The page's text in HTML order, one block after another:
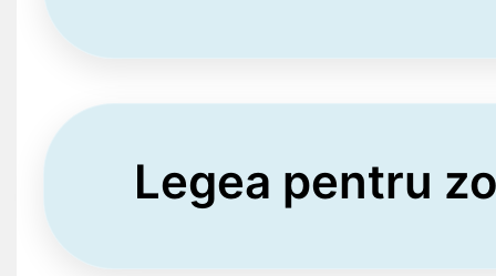
Legea pentru